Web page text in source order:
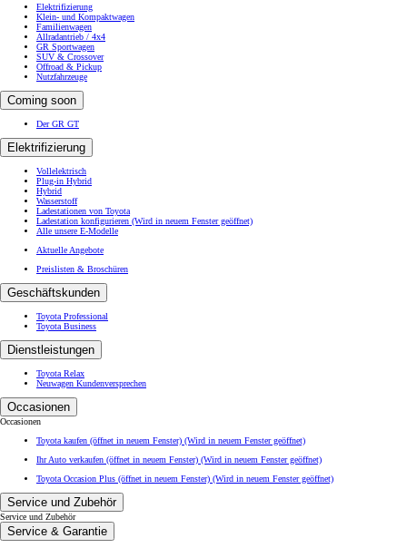
Elektrifizierung
Klein- und Kompaktwagen
Familienwagen
Allradantrieb / 4x4
GR Sportwagen
SUV & Crossover
Offroad & Pickup
Nutzfahrzeuge
Coming soon
Der GR GT
Elektrifizierung
Vollelektrisch
Plug-in Hybrid
Hybrid
Wasserstoff
Ladestationen von Toyota
Ladestation konfigurieren (Wird in neuem Fenster geöffnet)
Alle unsere E-Modelle
Aktuelle Angebote
Preislisten & Broschüren
Geschäftskunden
Toyota Professional
Toyota Business
Dienstleistungen
Toyota Relax
Neuwagen Kundenversprechen
Occasionen
Occasionen
Toyota kaufen (öffnet in neuem Fenster) (Wird in neuem Fenster geöffnet)
Ihr Auto verkaufen (öffnet in neuem Fenster) (Wird in neuem Fenster geöffnet)
Toyota Occasion Plus (öffnet in neuem Fenster) (Wird in neuem Fenster geöffnet)
Service und Zubehör
Service und Zubehör
Service & Garantie